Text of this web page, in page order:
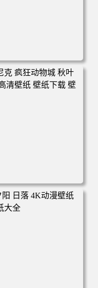
仙传》4k壁纸 3840x2
大全
狂动物城 秋叶 秋天森
纸下载 壁纸大全